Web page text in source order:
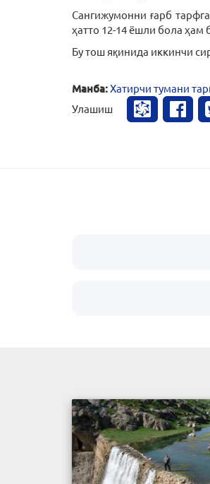
Сангижумонни ғарб
ҳатто 12-14 ёшли бола
Бу тош яқинида иккинчи
Манба:Хатирчи тумани
Улашиш